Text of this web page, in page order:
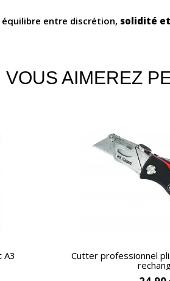
entre discrétion, solidité
VOUS AIMEREZ
A3 APERÇU
Cutter professionnel